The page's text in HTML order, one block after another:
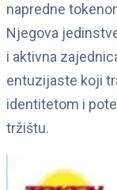
napredne
Njegova
i aktivna
entuzijaste koji
identitetom i
tržištu.